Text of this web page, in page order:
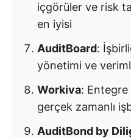
içgörüler ve risk
en iyisi
AuditBoard:
yönetimi ve
Workiva:
gerçek zamanlı
AuditBond by